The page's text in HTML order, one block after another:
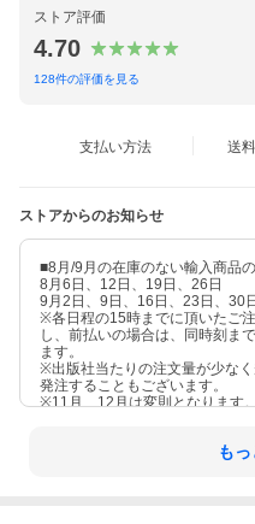
ストア評価
4.70
128件の評価を見る
支払い方法 送
ストアからのお知らせ
■8月/9月の在庫のない輸入商品
8月6日、12日、19日、26日
9月2日、9日、16日、23日、30日
※各日程の15時までに頂いたご
し、前払いの場合は、同時刻ま
ます。
※出版社当たりの注文量が少な
発注することもございます。
※11月、12月は変則となります
も